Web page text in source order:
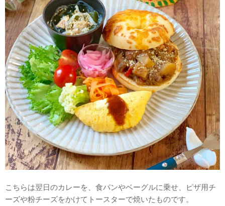
こちらは翌日のカレーを、食パンやベーグルに乗せ、ピザ用チ
ーズや粉チーズをかけてトースターで焼いたものです。